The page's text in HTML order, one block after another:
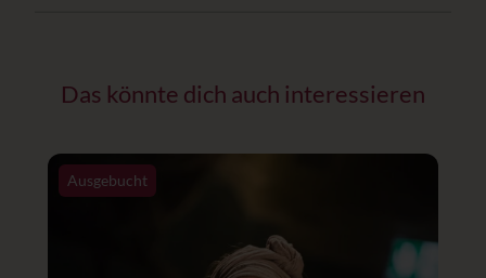
Das könnte dich auch interessieren
Ausgebucht